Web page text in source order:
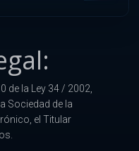
de la Ley 34 / 2002,
Sociedad de la
el Titular